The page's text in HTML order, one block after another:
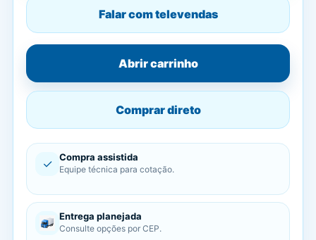
Falar com televendas
Abrir carrinho
Comprar direto
✓ Compra assistida
Equipe técnica para cotação.
Entrega planejada
Consulte opções por CEP.